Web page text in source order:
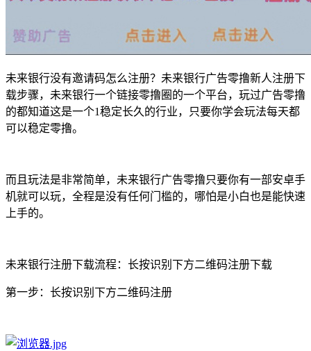
未来银行没有邀请码怎么注册？未来银行广告零撸新人注册下
载步骤，未来银行一个链接零撸圈的一个平台，玩过广告零撸
的都知道这是一个1稳定长久的行业，只要你学会玩法每天都
可以稳定零撸。
而且玩法是非常简单，未来银行广告零撸只要你有一部安卓手
机就可以玩，全程是没有任何门槛的，哪怕是小白也是能快速
上手的。
未来银行注册下载流程：长按识别下方二维码注册下载
第一步：长按识别下方二维码注册